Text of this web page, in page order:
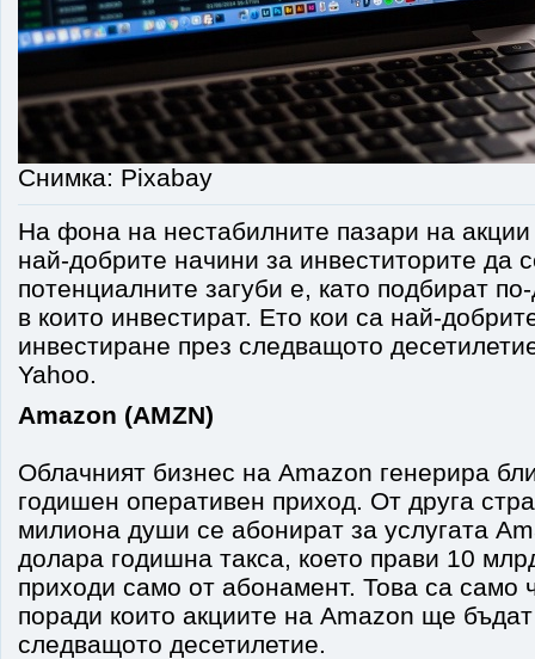
Снимка: Pixabay
На фона на нестабилните пазари на
най-добрите начини за инвеститорите да
потенциалните загуби е, като подбират
в които инвестират. Ето кои са най-
инвестиране през следващото
Yahoo.
Amazon (AMZN)
Облачният бизнес на Amazon генерира
годишен оперативен приход. От друга
милиона души се абонират за услугата
долара годишна такса, което прави 10
приходи само от абонамент. Това са само
поради които акциите на Amazon ще
следващото десетилетие.